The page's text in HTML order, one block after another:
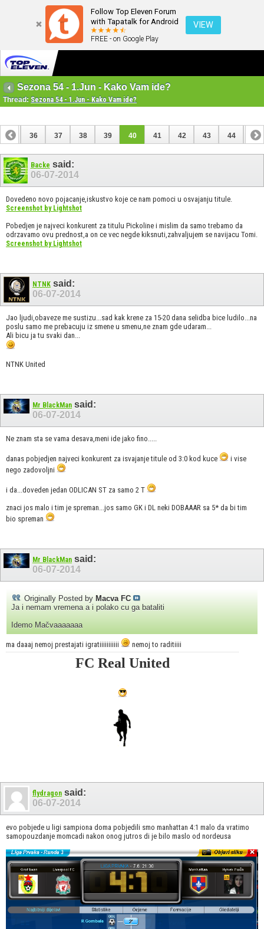
Follow Top Eleven Forum
with Tapatalk for Android
FREE - on Google Play
VIEW
Sezona 54 - 1.Jun - Kako Vam ide?
Thread: Sezona 54 - 1.Jun - Kako Vam ide?
35 36 37 38 39 40 41 42 43 44 45
55
Backe said:
06-07-2014
Dovedeno novo pojacanje,iskustvo koje ce nam pomoci u osvajanju titule.
Screenshot by Lightshot
Pobedjen je najveci konkurent za titulu Pickoline i mislim da samo trebamo da
odrzavamo ovu prednost,a on ce vec negde kiksnuti,zahvaljujem se navijacu Tomi.
Screenshot by Lightshot
NTNK said:
06-07-2014
Jao ljudi,obaveze me sustizu...sad kak krene za 15-20 dana selidba bice ludilo...na
poslu samo me prebacuju iz smene u smenu,ne znam gde udaram...
Ali bicu ja tu svaki dan...
NTNK United
Mr BlackMan said:
06-07-2014
Ne znam sta se vama desava,meni ide jako fino.....
danas pobjedjen najveci konkurent za isvajanje titule od 3:0 kod kuce
i vise
nego zadovoljni
i da...doveden jedan ODLICAN ST za samo 2 T
znaci jos malo i tim je spreman...jos samo GK i DL neki DOBAAAR sa 5* da bi tim
bio spreman
Mr BlackMan said:
06-07-2014
Originally Posted by Macva FC
Ja i nemam vremena a i polako cu ga bataliti
Idemo Mačvaaaaaaa
ma daaaj nemoj prestajati igratiiiiiiiiiii nemoj to raditiiii
FC Real United
flydragon said:
06-07-2014
evo pobjede u ligi sampiona doma pobjedili smo manhattan 4:1 malo da vratimo
samopouzdanje momcadi nakon onog jutros di je bilo maslo od nordeusa